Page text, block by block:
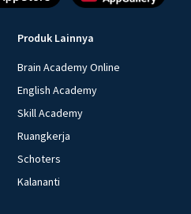
Produk Lainnya
Brain Academy Online
English Academy
Skill Academy
Ruangkerja
Schoters
Kalananti